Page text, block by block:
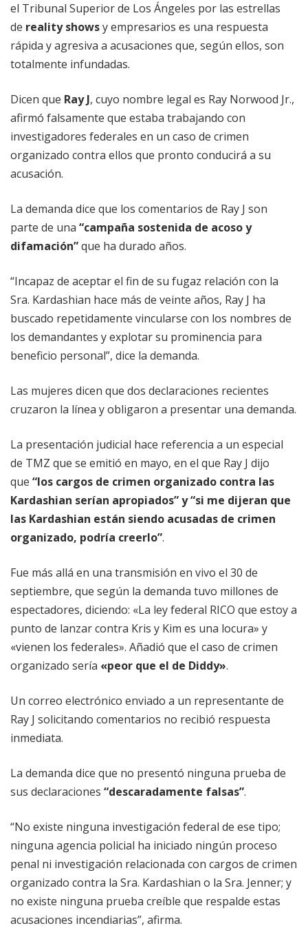
el Tribunal Superior de Los Ángeles por las estrellas
de reality showsy empresarios es una respuesta
rápida y agresiva a acusaciones que, según ellos, son
totalmente infundadas.
Dicen que Ray J, cuyo nombre legal es Ray Norwood Jr.,
afirmó falsamente que estaba trabajando con
investigadores federales en un caso de crimen
organizado contra ellos que pronto conducirá a su
acusación.
La demanda dice que los comentarios de Ray J son
parte de una “campaña sostenida de acoso y
difamación”que ha durado años.
“Incapaz de aceptar el fin de su fugaz relación con la
Sra. Kardashian hace más de veinte años, Ray J ha
buscado repetidamente vincularse con los nombres de
los demandantes y explotar su prominencia para
beneficio personal”, dice la demanda.
Las mujeres dicen que dos declaraciones recientes
cruzaron la línea y obligaron a presentar una demanda.
La presentación judicial hace referencia a un especial
de TMZ que se emitió en mayo, en el que Ray J dijo
que “los cargos de crimen organizado contra las
Kardashian serían apropiados”y“si me dijeran que
las Kardashian están siendo acusadas de crimen
organizado, podría creerlo”.
Fue más allá en una transmisión en vivo el 30 de
septiembre, que según la demanda tuvo millones de
espectadores, diciendo: «La ley federal RICO que estoy a
punto de lanzar contra Kris y Kim es una locura» y
«vienen los federales». Añadió que el caso de crimen
organizado sería «peor que el de Diddy».
Un correo electrónico enviado a un representante de
Ray J solicitando comentarios no recibió respuesta
inmediata.
La demanda dice que no presentó ninguna prueba de
sus declaraciones “descaradamente falsas”.
“No existe ninguna investigación federal de ese tipo;
ninguna agencia policial ha iniciado ningún proceso
penal ni investigación relacionada con cargos de crimen
organizado contra la Sra. Kardashian o la Sra. Jenner; y
no existe ninguna prueba creíble que respalde estas
acusaciones incendiarias”, afirma.